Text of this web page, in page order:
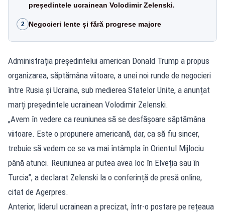
președintele ucrainean Volodimir Zelenski.
2 Negocieri lente și fără progrese majore
Administrația președintelui american Donald Trump a propus
organizarea, săptămâna viitoare, a unei noi runde de negocieri
între Rusia și Ucraina, sub medierea Statelor Unite, a anunțat
marți președintele ucrainean Volodimir Zelenski.
„Avem în vedere ca reuniunea să se desfășoare săptămâna
viitoare. Este o propunere americană, dar, ca să fiu sincer,
trebuie să vedem ce se va mai întâmpla în Orientul Mijlociu
până atunci. Reuniunea ar putea avea loc în Elveția sau în
Turcia”, a declarat Zelenski la o conferință de presă online,
citat de Agerpres.
Anterior, liderul ucrainean a precizat, într-o postare pe rețeaua